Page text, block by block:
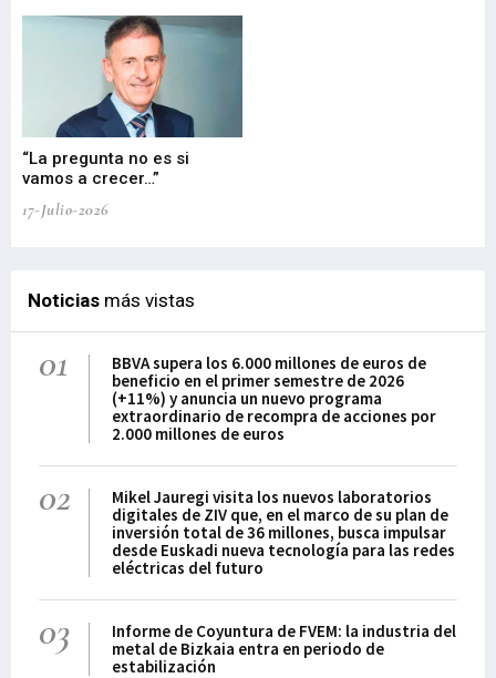
“La pregunta no es si
vamos a crecer…”
17-Julio-2026
Noticias más vistas
01
BBVA supera los 6.000 millones de euros de
beneficio en el primer semestre de 2026
(+11%) y anuncia un nuevo programa
extraordinario de recompra de acciones por
2.000 millones de euros
02
Mikel Jauregi visita los nuevos laboratorios
digitales de ZIV que, en el marco de su plan de
inversión total de 36 millones, busca impulsar
desde Euskadi nueva tecnología para las redes
eléctricas del futuro
03
Informe de Coyuntura de FVEM: la industria del
metal de Bizkaia entra en periodo de
estabilización